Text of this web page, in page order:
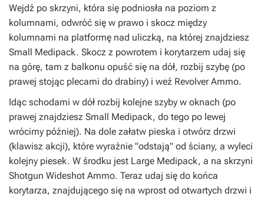
Wejdź po skrzyni, która się podniosła na poziom z
kolumnami, odwróć się w prawo i skocz między
kolumnami na platformę nad uliczką, na której znajdziesz
Small Medipack. Skocz z powrotem i korytarzem udaj się
na górę, tam z balkonu opuść się na dół, rozbij szybę (po
prawej stojąc plecami do drabiny) i weź Revolver Ammo.
Idąc schodami w dół rozbij kolejne szyby w oknach (po
prawej znajdziesz Small Medipack, do tego po lewej
wrócimy później). Na dole załatw pieska i otwórz drzwi
(klawisz akcji), które wyraźnie "odstają" od ściany, a wyleci
kolejny piesek. W środku jest Large Medipack, a na skrzyni
Shotgun Wideshot Ammo. Teraz udaj się do końca
korytarza, znajdującego się na wprost od otwartych drzwi i